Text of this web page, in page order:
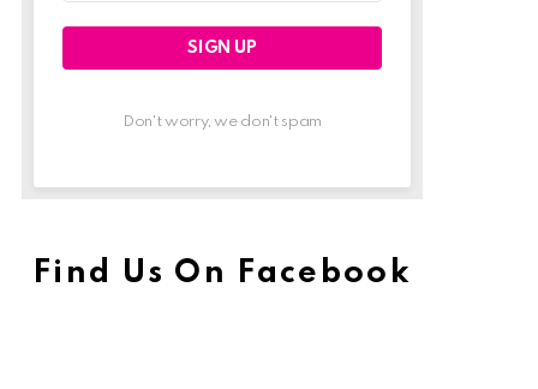
Don't worry, we don't spam
Find Us On Facebook